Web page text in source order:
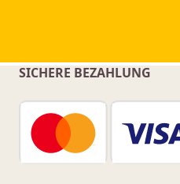
SICHERE BEZAHLUNG